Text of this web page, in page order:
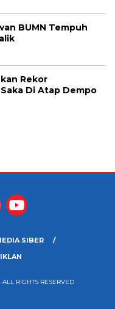
BUMN Tempuh
Rekor
Di Atap Dempo
SIBER
RIGHTS RESERVED